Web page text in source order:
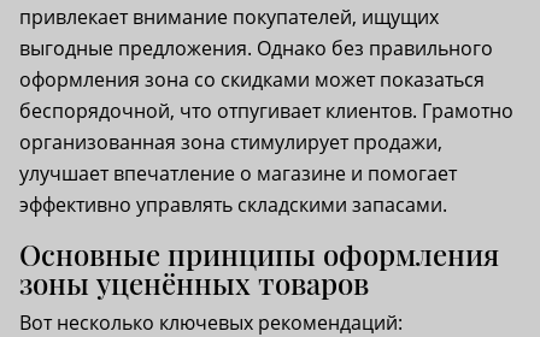
привлекает внимание покупателей, ищущих
выгодные предложения. Однако без правильного
оформления зона со скидками может показаться
беспорядочной, что отпугивает клиентов. Грамотно
организованная зона стимулирует продажи,
улучшает впечатление о магазине и помогает
эффективно управлять складскими запасами.
Основные принципы оформления
зоны уценённых товаров
Вот несколько ключевых рекомендаций: